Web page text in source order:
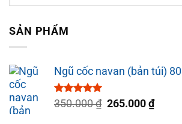
SẢN PHẨM
Ngũ cốc navan (bản túi)
Được xếp
350.000₫ Giá
265.000₫Giá